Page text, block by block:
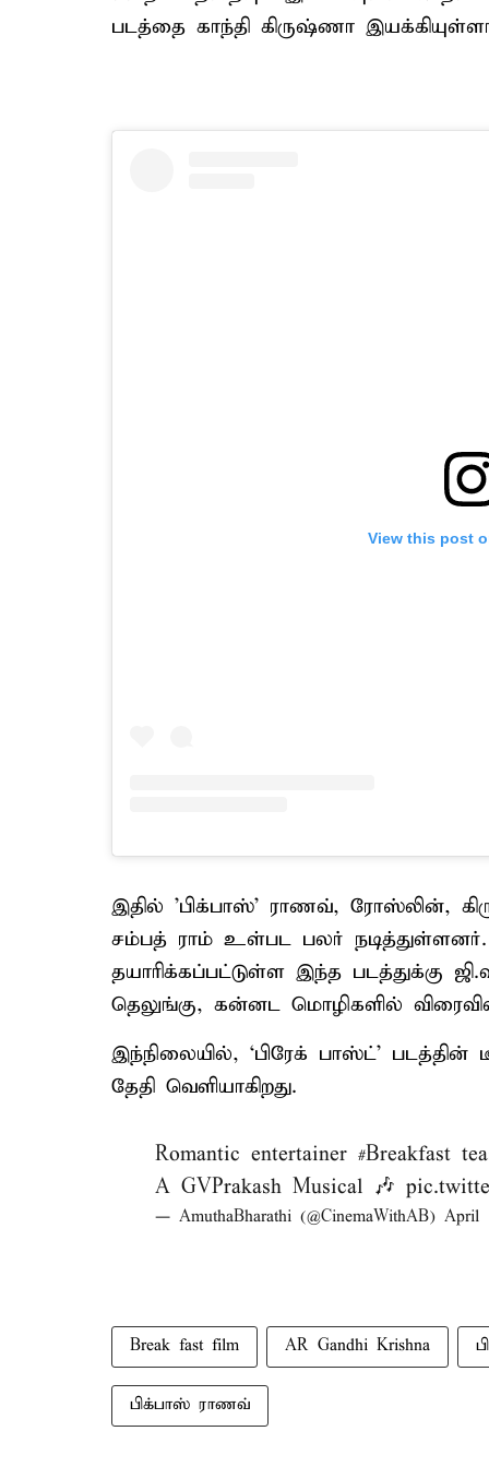
படத்தை காந்தி கிருஷ்ணா
View this post
இதில் 'பிக்பாஸ்' ராணவ், ரோஸ்லின்,
சம்பத் ராம் உள்பட பலர் நடித்துள்ளனர்.
தயாரிக்கப்பட்டுள்ள இந்த படத்துக்கு
தெலுங்கு, கன்னட மொழிகளில்
இந்நிலையில், ‘பிரேக் பாஸ்ட்’ படத்தின்
தேதி வெளியாகிறது.
Romantic entertainer #Breakfast
A GVPrakash Musical 🎶
— AmuthaBharathi (@CinemaWithAB) April
Break fast film AR Gandhi Krishna
பிக்பாஸ் ராணவ்